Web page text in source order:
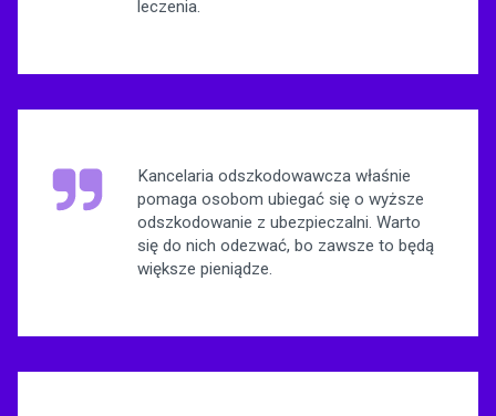
leczenia.
Kancelaria odszkodowawcza właśnie
pomaga osobom ubiegać się o wyższe
odszkodowanie z ubezpieczalni. Warto
się do nich odezwać, bo zawsze to będą
większe pieniądze.